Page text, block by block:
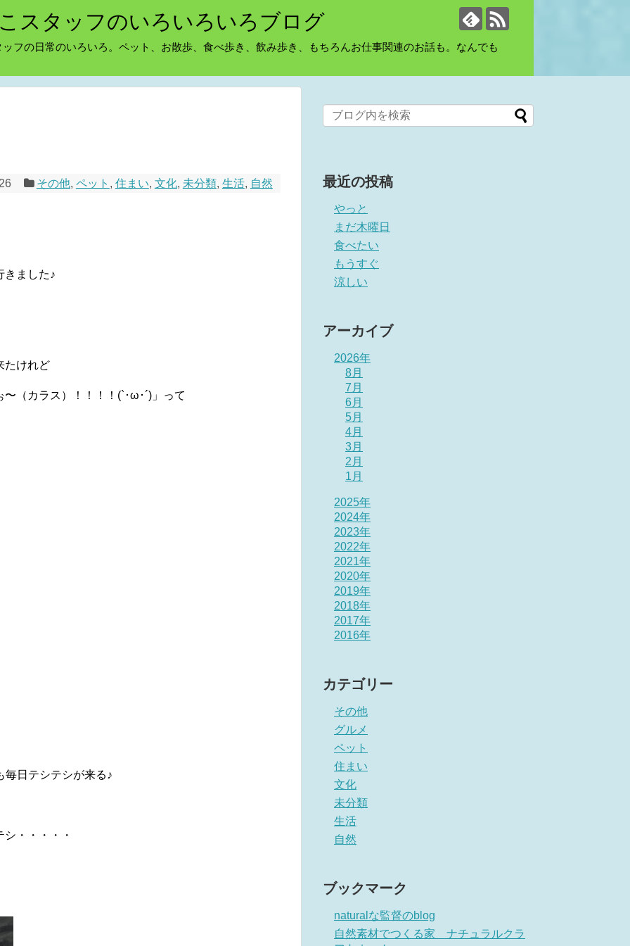
スタッフのいろいろいろブログ
フの日常のいろいろ。ペット、お散歩、食べ歩き、飲み歩き、もちろんお仕事関連のお話も。なんでも
その他, ペット , 住まい, 文化, 未分類, 生活, 自然
きました♪
たけれど
（カラス）！！！！(`･ω･´)」って
日テシテシが来る♪
・・・・・
最近の投稿
やっと
まだ木曜日
食べたい
もうすぐ
涼しい
アーカイブ
2026年
8月
7月
6月
5月
4月
3月
2月
1月
2025年
2024年
2023年
2022年
2021年
2020年
2019年
2018年
2017年
2016年
カテゴリー
その他
グルメ
ペット
住まい
文化
未分類
生活
自然
ブックマーク
naturalな監督のblog
自然素材でつくる家 ナチュラルクラ